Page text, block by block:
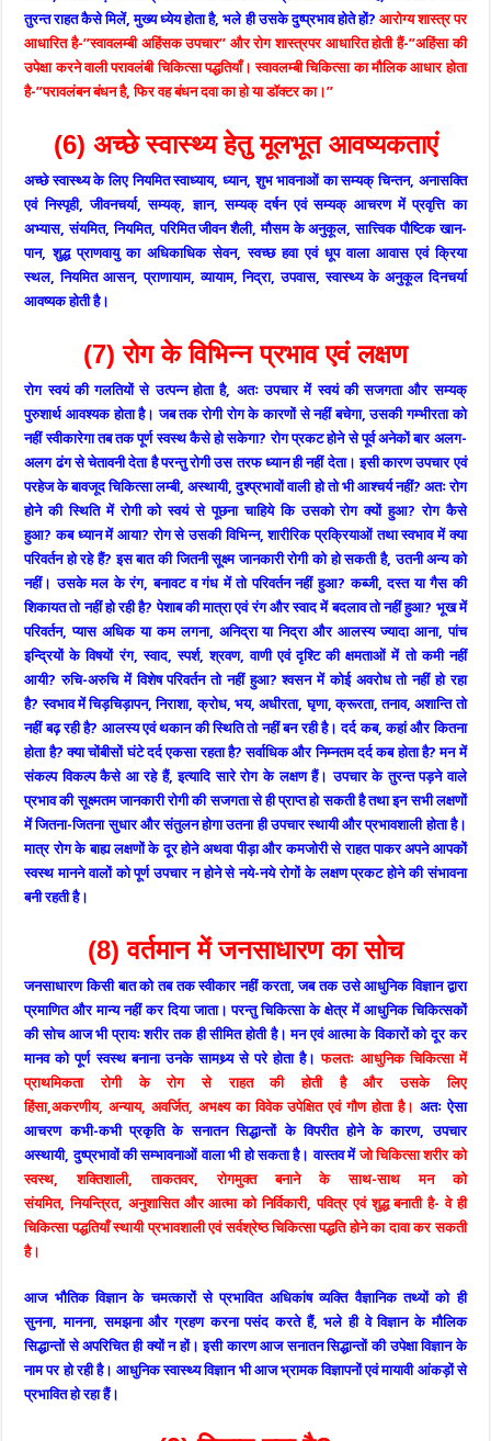
तुरन्त राहत कैसे मिलें, मुख्य ध्येय होता है, भले ही उसके दुष्प्रभाव होते हों? आरोग्य शास्त्र पर
आधारित है-”स्वावलम्बी अहिंसक उपचार” और रोग शास्त्रपर आधारित होती हैं-”अहिंसा की
उपेक्षा करने वाली परावलंबी चिकित्सा पद्धतियाँ। स्वावलम्बी चिकित्सा का मौलिक आधार होता
है-”परावलंबन बंधन है, फिर वह बंधन दवा का हो या डॉक्टर का।”
(6) अच्छे स्वास्थ्य हेतु मूलभूत आवष्यकताएं
अच्छे स्वास्थ्य के लिए नियमित स्वाध्याय, ध्यान, शुभ भावनाओं का सम्यक् चिन्तन, अनासक्ति
एवं निस्पृही, जीवनचर्या, सम्यक्, ज्ञान, सम्यक् दर्षन एवं सम्यक् आचरण में प्रवृत्ति का
अभ्यास, संयमित, नियमित, परिमित जीवन शैली, मौसम के अनुकूल, सात्त्विक पौष्टिक खान-
पान, शुद्ध प्राणवायु का अधिकाधिक सेवन, स्वच्छ हवा एवं धूप वाला आवास एवं क्रिया
स्थल, नियमित आसन, प्राणायाम, व्यायाम, निद्रा, उपवास, स्वास्थ्य के अनुकूल दिनचर्या
आवष्यक होती है।
(7) रोग के विभिन्न प्रभाव एवं लक्षण
रोग स्वयं की गलतियों से उत्पन्न होता है, अतः उपचार में स्वयं की सजगता और सम्यक्
पुरुशार्थ आवश्यक होता है। जब तक रोगी रोग के कारणों से नहीं बचेगा, उसकी गम्भीरता को
नहीं स्वीकारेगा तब तक पूर्ण स्वस्थ कैसे हो सकेगा? रोग प्रकट होने से पूर्व अनेकों बार अलग-
अलग ढंग से चेतावनी देता है परन्तु रोगी उस तरफ ध्यान ही नहीं देता। इसी कारण उपचार एवं
परहेज के बावजूद चिकित्सा लम्बी, अस्थायी, दुश्प्रभावों वाली हो तो भी आश्चर्य नहीं? अतः रोग
होने की स्थिति में रोगी को स्वयं से पूछना चाहिये कि उसको रोग क्यों हुआ? रोग कैसे
हुआ? कब ध्यान में आया? रोग से उसकी विभिन्न, शारीरिक प्रक्रियाओं तथा स्वभाव में क्या
परिवर्तन हो रहे हैं? इस बात की जितनी सूक्ष्म जानकारी रोगी को हो सकती है, उतनी अन्य को
नहीं। उसके मल के रंग, बनावट व गंध में तो परिवर्तन नहीं हुआ? कब्जी, दस्त या गैस की
शिकायत तो नहीं हो रही है? पेशाब की मात्रा एवं रंग और स्वाद में बदलाव तो नहीं हुआ? भूख में
परिवर्तन, प्यास अधिक या कम लगना, अनिद्रा या निद्रा और आलस्य ज्यादा आना, पांच
इन्द्रियों के विषयों रंग, स्वाद, स्पर्श, श्रवण, वाणी एवं दृश्टि की क्षमताओं में तो कमी नहीं
आयी? रुचि-अरुचि में विशेष परिवर्तन तो नहीं हुआ? श्वसन में कोई अवरोध तो नहीं हो रहा
है? स्वभाव में चिड़चिड़ापन, निराशा, क्रोध, भय, अधीरता, घृणा, क्रूरता, तनाव, अशान्ति तो
नहीं बढ़ रही है? आलस्य एवं थकान की स्थिति तो नहीं बन रही है। दर्द कब, कहां और कितना
होता है? क्या चोंबीसों घंटे दर्द एकसा रहता है? सर्वाधिक और निम्नतम दर्द कब होता है? मन में
संकल्प विकल्प कैसे आ रहे हैं, इत्यादि सारे रोग के लक्षण हैं। उपचार के तुरन्त पड़ने वाले
प्रभाव की सूक्ष्मतम जानकारी रोगी की सजगता से ही प्राप्त हो सकती है तथा इन सभी लक्षणों
में जितना-जितना सुधार और संतुलन होगा उतना ही उपचार स्थायी और प्रभावशाली होता है।
मात्र रोग के बाह्य लक्षणों के दूर होने अथवा पीड़ा और कमजोरी से राहत पाकर अपने आपकों
स्वस्थ मानने वालों को पूर्ण उपचार न होने से नये-नये रोगों के लक्षण प्रकट होने की संभावना
बनी रहती है।
(8) वर्तमान में जनसाधारण का सोच
जनसाधारण किसी बात को तब तक स्वीकार नहीं करता, जब तक उसे आधुनिक विज्ञान द्वारा
प्रमाणित और मान्य नहीं कर दिया जाता। परन्तु चिकित्सा के क्षेत्र में आधुनिक चिकित्सकों
की सोच आज भी प्रायः शरीर तक ही सीमित होती है। मन एवं आत्मा के विकारों को दूर कर
मानव को पूर्ण स्वस्थ बनाना उनके सामथ्र्य से परे होता है।फलतः आधुनिक चिकित्सा में
प्राथमिकता रोगी के रोग से राहत की होती है और उसके लिए
हिंसा,अकरणीय, अन्याय, अवर्जित, अभक्ष्य का विवेक उपेक्षित एवं गौण होता है। अतः ऐसा
आचरण कभी-कभी प्रकृति के सनातन सिद्धान्तों के विपरीत होने के कारण, उपचार
अस्थायी, दुष्प्रभावों की सम्भावनाओं वाला भी हो सकता है। वास्तव मेंजो चिकित्सा शरीर को
स्वस्थ, शक्तिशाली, ताकतवर, रोगमुक्त बनाने के साथ-साथ मन को
संयमित, नियन्त्रित, अनुशासित और आत्मा को निर्विकारी, पवित्र एवं शुद्ध बनाती है- वे ही
चिकित्सा पद्धतियाँ स्थायी प्रभावशाली एवं सर्वश्रेष्ठ चिकित्सा पद्धति होने का दावा कर सकती
है।
आज भौतिक विज्ञान के चमत्कारों से प्रभावित अधिकांष व्यक्ति वैज्ञानिक तथ्यों को ही
सुनना, मानना, समझना और ग्रहण करना पसंद करते हैं, भले ही वे विज्ञान के मौलिक
सिद्धान्तों से अपरिचित ही क्यों न हों। इसी कारण आज सनातन सिद्धान्तों की उपेक्षा विज्ञान के
नाम पर हो रही है। आधुनिक स्वास्थ्य विज्ञान भी आज भ्रामक विज्ञापनों एवं मायावी आंकड़ों से
प्रभावित हो रहा हैं।